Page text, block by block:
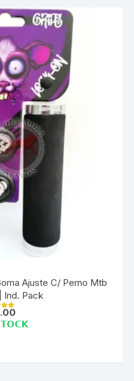
Ajuste C/ Perno Mtb
Ind. Pack
con
5